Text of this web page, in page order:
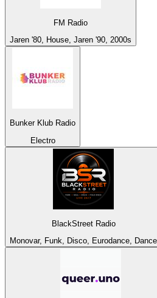
FM Radio
Jaren '80, House, Jaren '90, 2000s
Bunker Klub Radio
Electro
BlackStreet Radio
Monovar, Funk, Disco, Eurodance, Dance